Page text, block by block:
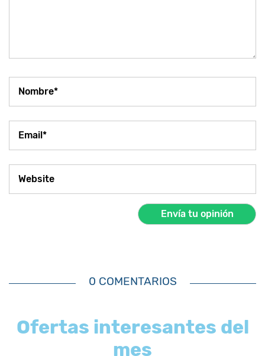
0 COMENTARIOS
Ofertas interesantes del
mes